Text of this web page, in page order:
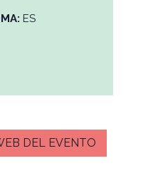
ES
DEL EVENTO